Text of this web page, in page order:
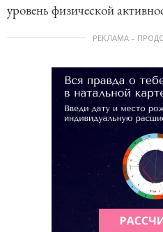
уровень физической
РЕКЛАМА –